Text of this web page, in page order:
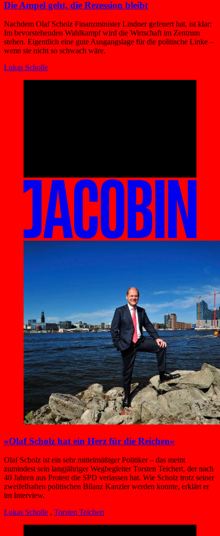
Die Ampel geht, die Rezession bleibt
Nachdem Olaf Scholz Finanzminister Lindner gefeuert hat, ist klar:
Im bevorstehenden Wahlkampf wird die Wirtschaft im Zentrum
stehen. Eigentlich eine gute Ausgangslage für die politische Linke –
wenn sie nicht so schwach wäre.
Lukas Scholle
»Olaf Scholz hat ein Herz für die Reichen«
Olaf Scholz ist ein sehr mittelmäßiger Politiker – das meint
zumindest sein langjähriger Wegbegleiter Torsten Teichert, der nach
40 Jahren aus Protest die SPD verlassen hat. Wie Scholz trotz seiner
zweifelhaften politischen Bilanz Kanzler werden konnte, erklärt er
im Interview.
Lukas Scholle , Torsten Teichert